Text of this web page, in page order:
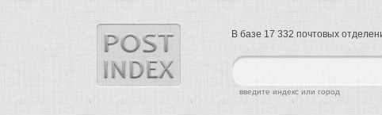
найти
введите индекс или город
В базе 17 332 почтовых